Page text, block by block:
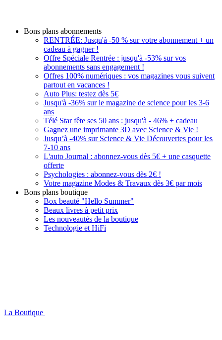
Bons plans abonnements
RENTRÉE: Jusqu'à -50 % sur votre abonnement + un
cadeau à gagner !
Offre Spéciale Rentrée : jusqu'à -53% sur vos
abonnements sans engagement !
Offres 100% numériques : vos magazines vous suivent
partout en vacances !
Auto Plus: testez dès 5€
Jusqu'à -36% sur le magazine de science pour les 3-6
ans
Télé Star fête ses 50 ans : jusqu'à - 46% + cadeau
Gagnez une imprimante 3D avec Science & Vie !
Jusqu’à -40% sur Science & Vie Découvertes pour les
7-10 ans
L'auto Journal : abonnez-vous dès 5€ + une casquette
offerte
Psychologies : abonnez-vous dès 2€ !
Votre magazine Modes & Travaux dès 3€ par mois
Bons plans boutique
Box beauté "Hello Summer"
Beaux livres à petit prix
Les nouveautés de la boutique
Technologie et HiFi
La Boutique